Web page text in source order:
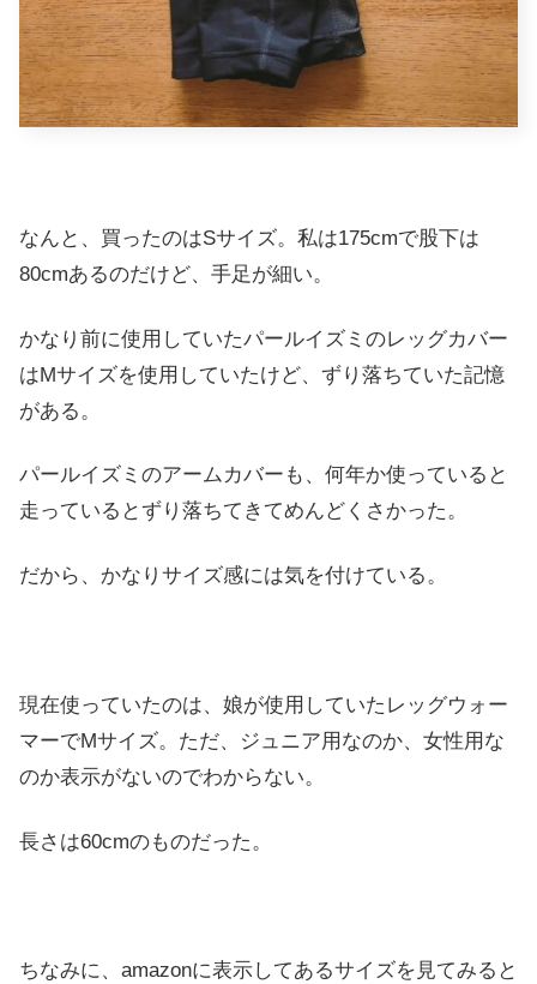
なんと、買ったのはSサイズ。私は175cmで股下は
80cmあるのだけど、手足が細い。
かなり前に使用していたパールイズミのレッグカバー
はMサイズを使用していたけど、ずり落ちていた記憶
がある。
パールイズミのアームカバーも、何年か使っていると
走っているとずり落ちてきてめんどくさかった。
だから、かなりサイズ感には気を付けている。
現在使っていたのは、娘が使用していたレッグウォー
マーでMサイズ。ただ、ジュニア用なのか、女性用な
のか表示がないのでわからない。
長さは60cmのものだった。
ちなみに、amazonに表示してあるサイズを見てみると